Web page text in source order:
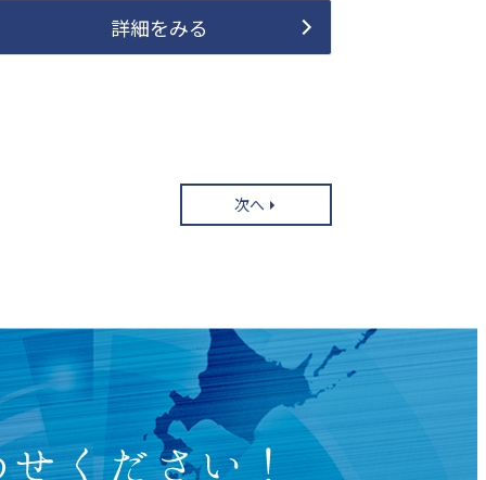
詳細をみる
次へ
ください！